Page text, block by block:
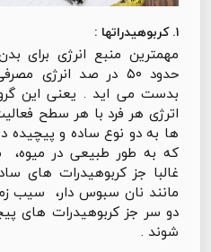
۱. کربوهیدراتها :
مهمترین منبع انرژی برای
حدود ۵۰ در صد انرژی
بدست می اید . یعنی این
اترژی هر فرد با هر سطح
ها به دو نوع ساده و
که به طور طبیعی در میوه،
غالبا جز کربوهیدرات های
مانند نان سبوس دار، سیب
دو سر جز کربوهیدرات های
شوند .